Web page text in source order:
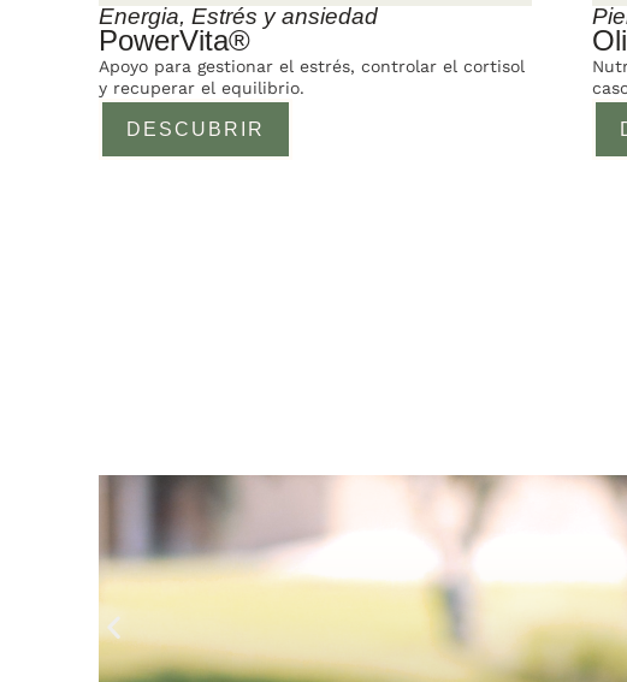
Energia, Estrés y ansiedad
PowerVita®
DESCUBRIR
Apoyo para gestionar el estrés, controlar el cortisol
y recuperar el equilibrio.